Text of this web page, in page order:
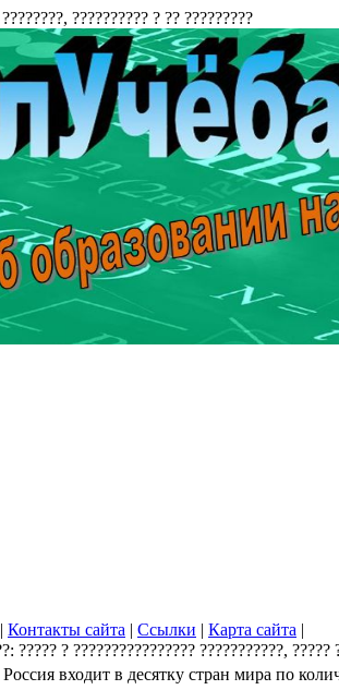
| Контакты сайта | Ссылки | Карта сайта |
Россия входит в десятку стран мира по